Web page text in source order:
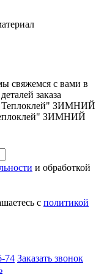
свяжемся с вами в
заказа
ЗИМНИЙ
и обработкой
с политикой
74 Заказать звонок